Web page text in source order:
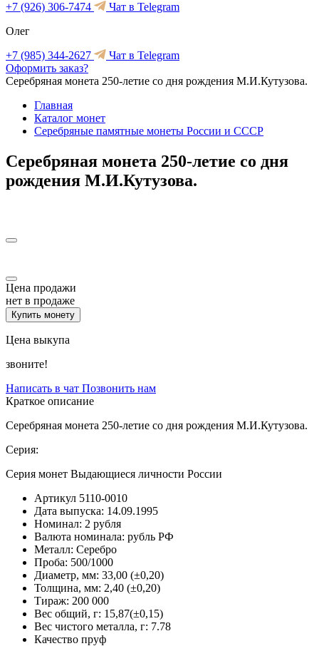
+7 (926) 306-7474
Чат в Telegram
Олег
+7 (985) 344-2627
Чат в Telegram
Оформить заказ?
Серебряная монета 250-летие со дня рождения М.И.Кутузова.
Главная
Каталог монет
Серебряные памятные монеты России и СССР
Серебряная монета 250-летие со дня
рождения М.И.Кутузова.
Цена продажи
нет в продаже
Купить монету
Цена выкупа
звоните!
Написать в чат Позвонить нам
Краткое описание
Серебряная монета 250-летие со дня рождения М.И.Кутузова.
Серия:
Серия монет Выдающиеся личности России
Артикул 5110-0010
Дата выпуска: 14.09.1995
Номинал: 2 рубля
Валюта номинала: рубль РФ
Металл: Серебро
Проба: 500/1000
Диаметр, мм: 33,00 (±0,20)
Толщина, мм: 2,40 (±0,20)
Тираж: 200 000
Вес общий, г: 15,87(±0,15)
Вес чистого металла, г: 7.78
Качество пруф